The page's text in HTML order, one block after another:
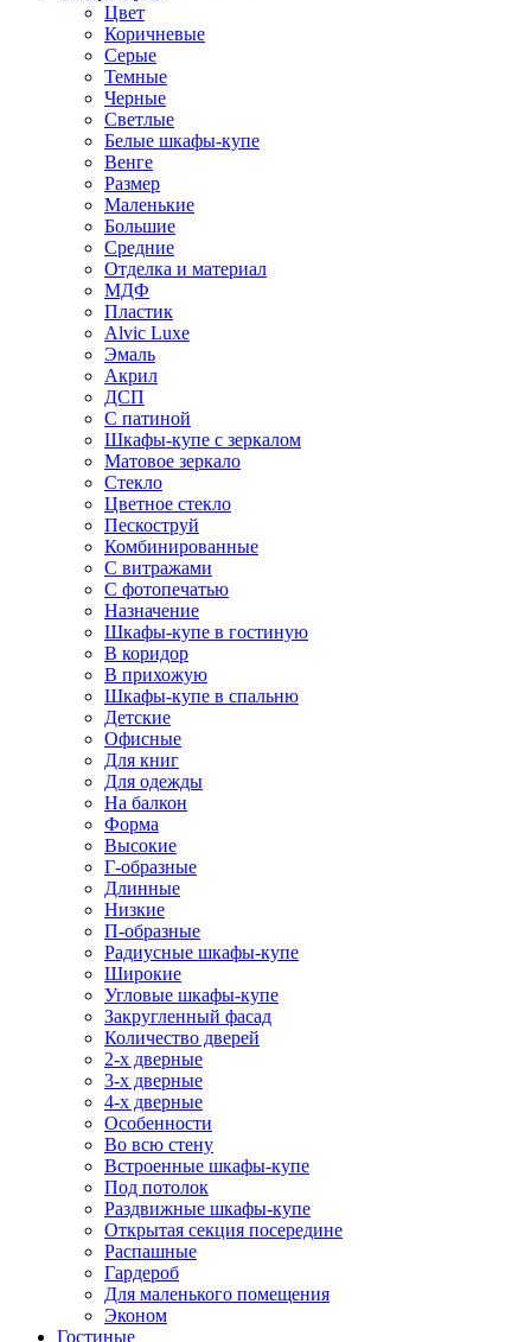
Цвет
Коричневые
Серые
Темные
Черные
Светлые
Белые шкафы-купе
Венге
Размер
Маленькие
Большие
Средние
Отделка и материал
МДФ
Пластик
Alvic Luxe
Эмаль
Акрил
ДСП
С патиной
Шкафы-купе с зеркалом
Матовое зеркало
Стекло
Цветное стекло
Пескоструй
Комбинированные
С витражами
С фотопечатью
Назначение
Шкафы-купе в гостиную
В коридор
В прихожую
Шкафы-купе в спальню
Детские
Офисные
Для книг
Для одежды
На балкон
Форма
Высокие
Г-образные
Длинные
Низкие
П-образные
Радиусные шкафы-купе
Широкие
Угловые шкафы-купе
Закругленный фасад
Количество дверей
2-х дверные
3-х дверные
4-х дверные
Особенности
Во всю стену
Встроенные шкафы-купе
Под потолок
Раздвижные шкафы-купе
Открытая секция посередине
Распашные
Гардероб
Для маленького помещения
Эконом
Гостиные